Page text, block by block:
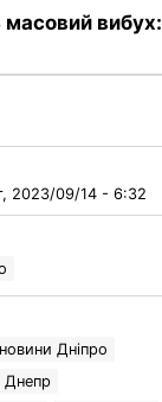
масовий вибух:
2023/09/14 - 6:32
новини Дніпро
Днепр